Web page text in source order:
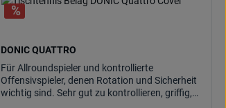
DONIC QUATTRO
Für Allroundspieler und kontrollierte
Offensivspieler, denen Rotation und Sicherheit
wichtig sind. Sehr gut zu kontrollieren, griffig,